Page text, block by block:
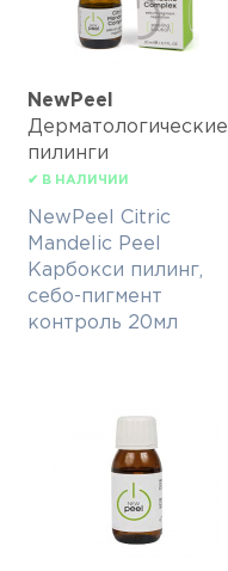
NewPeel
Дерматологические
пилинги
✔ В НАЛИЧИИ
NewPeel Citric
Mandelic Peel
Карбокси пилинг,
себо-пигмент
контроль 20мл